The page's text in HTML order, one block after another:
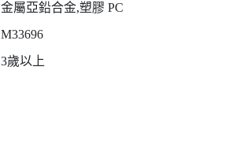
金屬亞鉛合金,塑膠 PC
M33696
3歲以上